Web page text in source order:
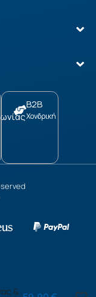
B2B
Χονδρική
&